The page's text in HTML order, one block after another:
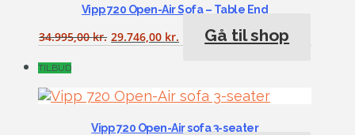
Vipp 720 Open-Air Sofa – Table End
34.995,00kr. 29.746,00 kr. Gå til shop
TILBUD
Vipp 720 Open-Air sofa 3-seater